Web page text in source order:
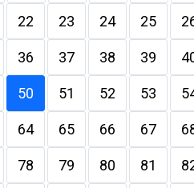
22 23 24 25
36 37 38 39
50 51 52 53
64 65 66 67
78 79 80 81